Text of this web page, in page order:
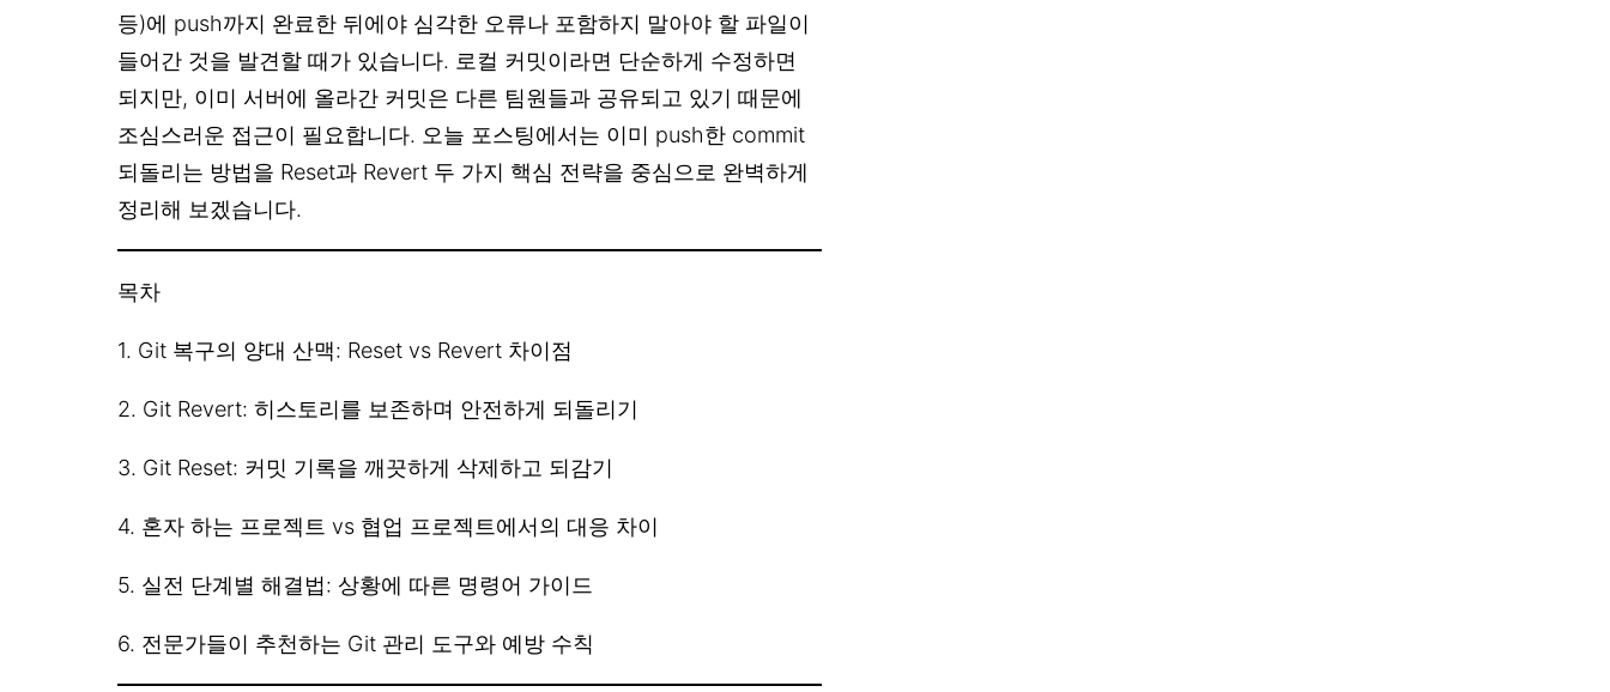
등)에 push까지 완료한 뒤에야 심각한 오류나 포함하지 말아야 할 파일이
들어간 것을 발견할 때가 있습니다. 로컬 커밋이라면 단순하게 수정하면
되지만, 이미 서버에 올라간 커밋은 다른 팀원들과 공유되고 있기 때문에
조심스러운 접근이 필요합니다. 오늘 포스팅에서는 이미 push한 commit
되돌리는 방법을 Reset과 Revert 두 가지 핵심 전략을 중심으로 완벽하게
정리해 보겠습니다.
목차
1. Git 복구의 양대 산맥: Reset vs Revert 차이점
2. Git Revert: 히스토리를 보존하며 안전하게 되돌리기
3. Git Reset: 커밋 기록을 깨끗하게 삭제하고 되감기
4. 혼자 하는 프로젝트 vs 협업 프로젝트에서의 대응 차이
5. 실전 단계별 해결법: 상황에 따른 명령어 가이드
6. 전문가들이 추천하는 Git 관리 도구와 예방 수칙